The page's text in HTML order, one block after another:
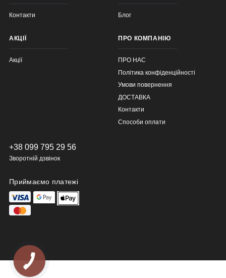
Контакти Блог
АКЦІЇ
Акції
ПРО КОМПАНІЮ
ПРО НАС
Політика конфіденційності
Умови повернення
ДОСТАВКА
Контакти
Способи оплати
+38 099 795 29 56
Зворотній дзвінок
Приймаємо платежі